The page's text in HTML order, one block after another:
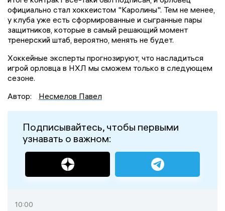
официально стал хоккеистом "Каролины". Тем не менее,
у клуба уже есть сформированные и сыгранные пары
защитников, которые в самый решающий момент
тренерский штаб, вероятно, менять не будет.
Хоккейные эксперты прогнозируют, что насладиться
игрой орловца в НХЛ мы сможем только в следующем
сезоне.
Автор:
Несмелов Павел
Подписывайтесь, чтобы первыми
узнавать о важном:
10:00